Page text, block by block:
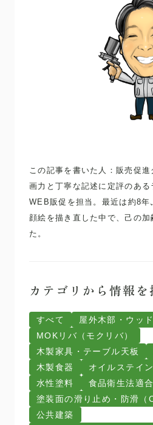
この記事を書いた人：販売促
画力と丁寧な記述に定評のあ
WEB販促を担当。最近は約8年
顔絵を描き直した中で、己の
た。
カテゴリから情報を
すべて
屋外木部・ウッ
MOKリバ（モクリバ）
木製家具・テーブル天板
木製食器
オイルステイン
水性塗料
食品衛生法適合
塗装面の滑り止め・防滑（
公共建築